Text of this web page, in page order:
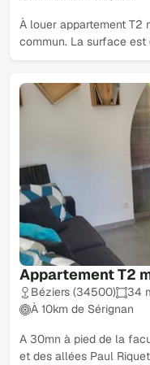
À louer appartement T2
commun. La surface
Appartement T2
Béziers (34500) 34
À 10km de Sérignan
A 30mn à pied de la
et des allées Paul